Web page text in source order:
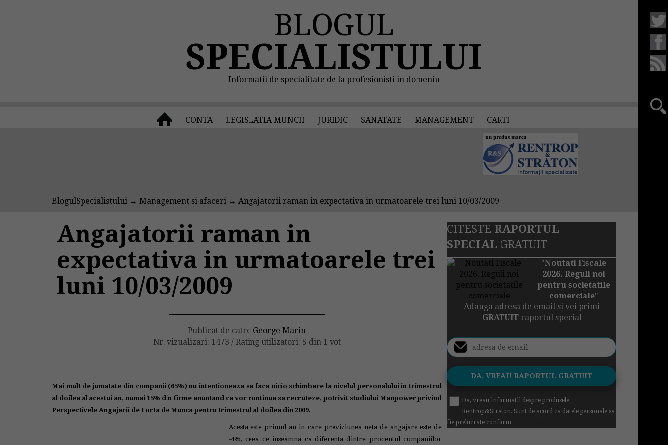
BLOGUL
SPECIALISTULUI
Informatii de specialitate de la profesionisti in domeniu
CONTA LEGISLATIA MUNCII JURIDIC SANATATE MANAGEMENT CARTI
BlogulSpecialistului →Management si afaceri → Angajatorii raman in expectativa in urmatoarele trei luni 10/03/2009
Angajatorii raman in
expectativa in urmatoarele trei
luni 10/03/2009
Publicat de catre George Marin
Nr. vizualizari: 1473 / Rating utilizatori: 5 din 1 vot
Mai mult de jumatate din companii (65%) nu intentioneaza sa faca nicio schimbare la nivelul personalului in trimestrul
al doilea al acestui an, numai 15% din firme anuntand ca vor continua sa recruteze, potrivit studiului Manpower privind
Perspectivele Angajarii de Forta de Munca pentru trimestrul al doilea din 2009.
Acesta este primul an in care previziunea neta de angajare este de
-4%, ceea ce inseamna ca diferenta dintre procentul companiilor
CITESTE RAPORTUL
SPECIAL GRATUIT
"Noutati Fiscale
2026. Reguli noi
pentru societatile
comerciale"
Adauga adresa de email si vei primi
GRATUITraportul special
Da, vreau informatii despre produsele
Rentrop&Straton. Sunt de acord ca datele personale sa
fie prelucrate conform